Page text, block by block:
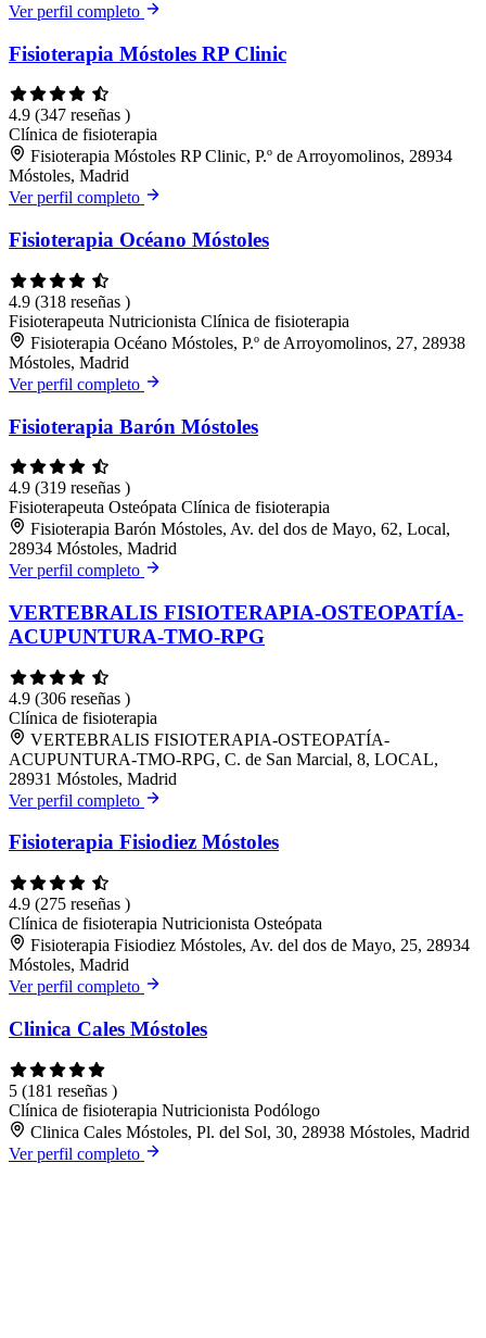
Ver perfil completo
Fisioterapia Móstoles RP Clinic
4.9 (347 reseñas )
Clínica de fisioterapia
Fisioterapia Móstoles RP Clinic, P.º de Arroyomolinos, 28934
Móstoles, Madrid
Ver perfil completo
Fisioterapia Océano Móstoles
4.9 (318 reseñas )
Fisioterapeuta Nutricionista Clínica de fisioterapia
Fisioterapia Océano Móstoles, P.º de Arroyomolinos, 27, 28938
Móstoles, Madrid
Ver perfil completo
Fisioterapia Barón Móstoles
4.9 (319 reseñas )
Fisioterapeuta Osteópata Clínica de fisioterapia
Fisioterapia Barón Móstoles, Av. del dos de Mayo, 62, Local,
28934 Móstoles, Madrid
Ver perfil completo
VERTEBRALIS FISIOTERAPIA-OSTEOPATÍA-
ACUPUNTURA-TMO-RPG
4.9 (306 reseñas )
Clínica de fisioterapia
VERTEBRALIS FISIOTERAPIA-OSTEOPATÍA-
ACUPUNTURA-TMO-RPG, C. de San Marcial, 8, LOCAL,
28931 Móstoles, Madrid
Ver perfil completo
Fisioterapia Fisiodiez Móstoles
4.9 (275 reseñas )
Clínica de fisioterapia Nutricionista Osteópata
Fisioterapia Fisiodiez Móstoles, Av. del dos de Mayo, 25, 28934
Móstoles, Madrid
Ver perfil completo
Clinica Cales Móstoles
5 (181 reseñas )
Clínica de fisioterapia Nutricionista Podólogo
Clinica Cales Móstoles, Pl. del Sol, 30, 28938 Móstoles, Madrid
Ver perfil completo